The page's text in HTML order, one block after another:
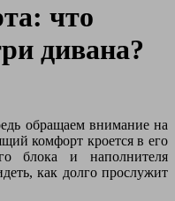
что
дивана?
обращаем внимание на
комфорт кроется в его
блока и наполнителя
как долго прослужит